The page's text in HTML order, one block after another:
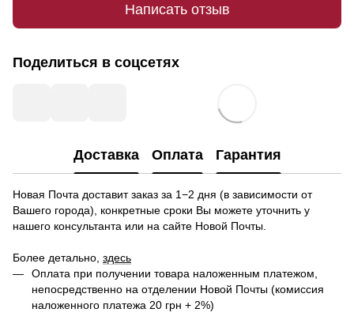
Написать отзыв
Поделиться в соцсетях
Доставка Оплата Гарантия
Новая Почта доставит заказ за 1−2 дня (в зависимости от
Вашего города), конкретные сроки Вы можете уточнить у
нашего консультанта или на сайте Новой Почты.
Более детально, здесь
Оплата при получении товара наложенным платежом,
непосредственно на отделении Новой Почты (комиссия
наложенного платежа 20 грн + 2%)